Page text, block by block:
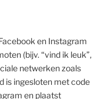
en Instagram
(bijv. “vind ik leuk”,
netwerken zoals
is ingesloten met code
en plaatst